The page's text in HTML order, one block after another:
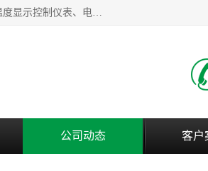
河南新瑞普测控技术有限公司主营：压力变送器、液位变送器、差压变送器、雷达料位计、电容物位计、温度显示控制仪表、电量变送器、流量计、工业自动化系统成套设备。
公司动态 客户